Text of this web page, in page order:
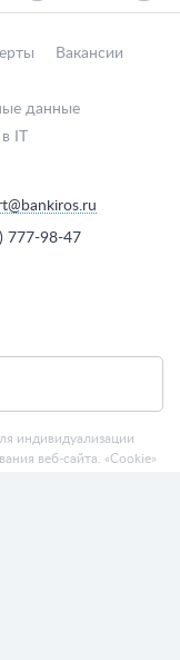
Вакансии
данные
IT
777-98-47
индивидуализации
веб-сайта. «Cookie»